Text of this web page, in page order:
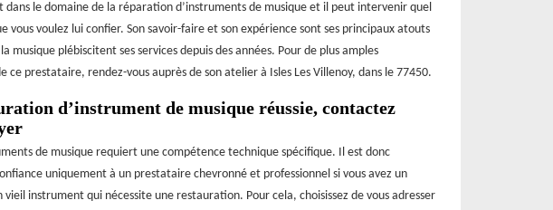
dans le domaine de la réparation d’instruments de musique et il peut intervenir quel
vous voulez lui confier. Son savoir-faire et son expérience sont ses principaux atouts
musique plébiscitent ses services depuis des années. Pour de plus amples
ce prestataire, rendez-vous auprès de son atelier à Isles Les Villenoy, dans le 77450.
d’instrument de musique réussie, contactez
de musique requiert une compétence technique spécifique. Il est donc
uniquement à un prestataire chevronné et professionnel si vous avez un
instrument qui nécessite une restauration. Pour cela, choisissez de vous adresser